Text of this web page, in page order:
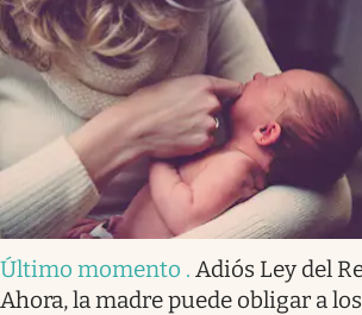
Último momento . Adiós Ley del
Ahora, la madre puede obligar a